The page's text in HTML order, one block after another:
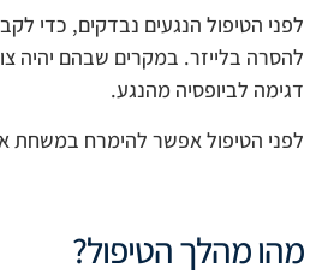
לפני הטיפול הנגעים נבדקים, כדי
להסרה בלייזר. במקרים שבהם יהיה
דגימה לביופסיה מהנגע.
לפני הטיפול אפשר להימרח במשחת
מהו מהלך הטיפול?